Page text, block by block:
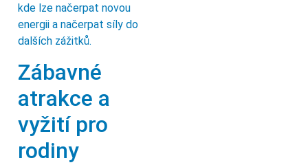
kde lze načerpat novou
energii a načerpat síly do
dalších zážitků.
Zábavné
atrakce a
vyžití pro
rodiny